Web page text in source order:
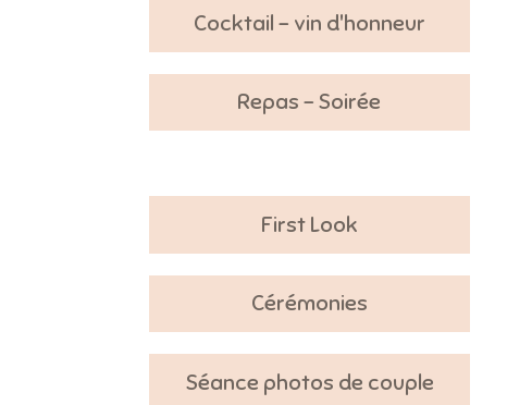
Cocktail - vin d'honneur
Repas - Soirée
First Look
Cérémonies
Séance photos de couple